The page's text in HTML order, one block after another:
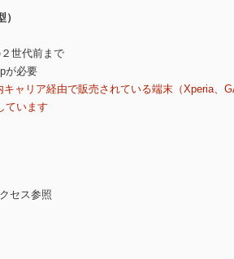
世代前まで
が必要
ャリア経由で販売されている端末（Xperia、
ています
セス参照